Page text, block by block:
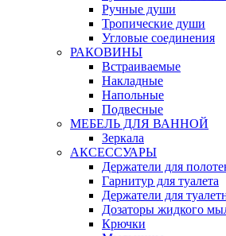
Ручные души
Тропические души
Угловые соединения
РАКОВИНЫ
Встраиваемые
Накладные
Напольные
Подвесные
МЕБЕЛЬ ДЛЯ ВАННОЙ
Зеркала
АКСЕССУАРЫ
Держатели для
Гарнитур для туалета
Держатели для
Дозаторы жидкого
Крючки